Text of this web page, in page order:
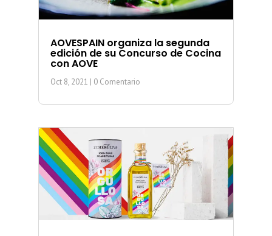
AOVESPAIN organiza la segunda
edición de su Concurso de Cocina
con AOVE
Oct 8, 2021 | 0 Comentario